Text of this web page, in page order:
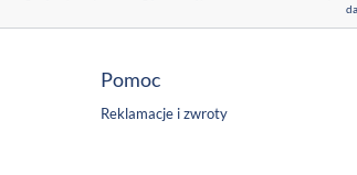
Pomoc
Reklamacje i zwroty